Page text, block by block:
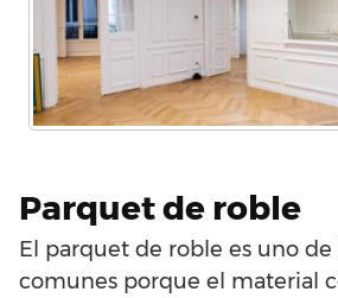
Parquet de roble
El parquet de roble es uno de
comunes porque el material